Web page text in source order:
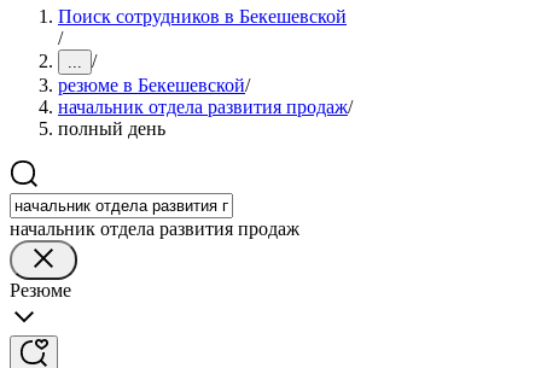
Поиск сотрудников в Бекешевской
/
... /
резюме в Бекешевской/
начальник отдела развития продаж/
полный день
начальник отдела развития продаж
Резюме